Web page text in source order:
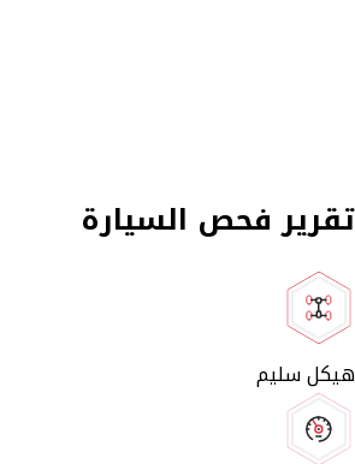
تقرير فحص السيارة
هيكل سليم